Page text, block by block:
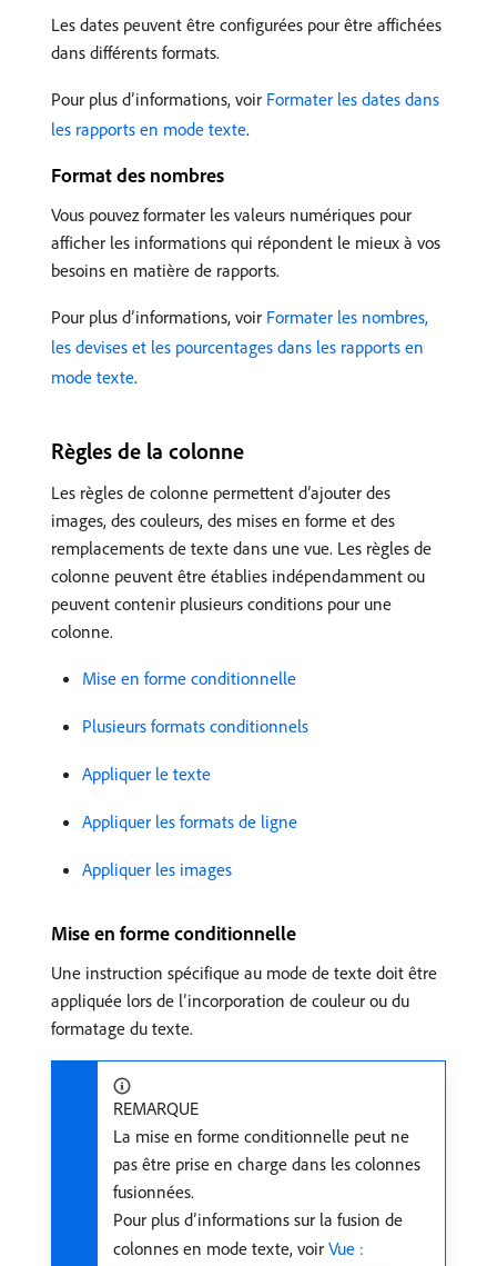
Les dates peuvent être configurées pour être affichées
dans différents formats.
Pour plus d’informations, voir Formater les dates dans
les rapports en mode texte.
Format des nombres
Vous pouvez formater les valeurs numériques pour
afficher les informations qui répondent le mieux à vos
besoins en matière de rapports.
Pour plus d’informations, voir Formater les nombres,
les devises et les pourcentages dans les rapports en
mode texte.
Règles de la colonne
Les règles de colonne permettent d’ajouter des
images, des couleurs, des mises en forme et des
remplacements de texte dans une vue. Les règles de
colonne peuvent être établies indépendamment ou
peuvent contenir plusieurs conditions pour une
colonne.
Mise en forme conditionnelle
Plusieurs formats conditionnels
Appliquer le texte
Appliquer les formats de ligne
Appliquer les images
Mise en forme conditionnelle
Une instruction spécifique au mode de texte doit être
appliquée lors de l’incorporation de couleur ou du
formatage du texte.
REMARQUE
La mise en forme conditionnelle peut ne
pas être prise en charge dans les colonnes
fusionnées.
Pour plus d’informations sur la fusion de
colonnes en mode texte, voir Vue :